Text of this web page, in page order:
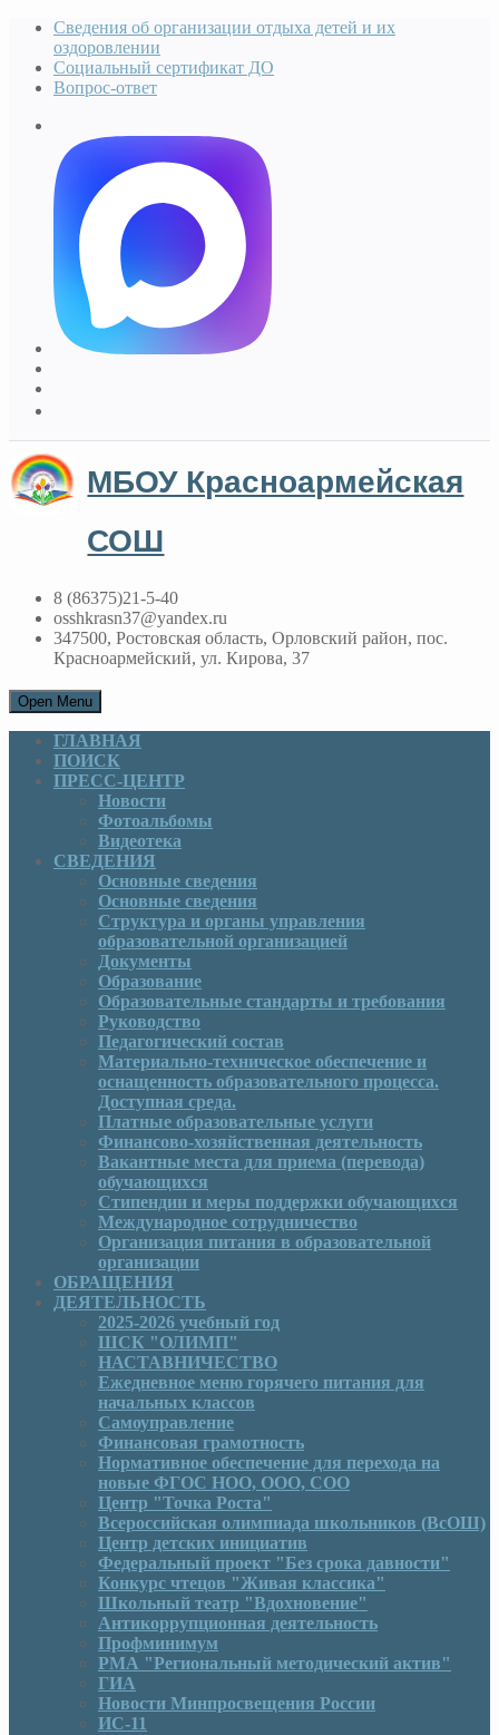
Сведения об организации отдыха детей и их
оздоровлении
Социальный сертификат ДО
Вопрос-ответ
МБОУ Красноармейская
СОШ
8 (86375)21-5-40
osshkrasn37@yandex.ru
347500, Ростовская область, Орловский район, пос.
Красноармейский, ул. Кирова, 37
Open Menu
ГЛАВНАЯ
ПОИСК
ПРЕСС-ЦЕНТР
Новости
Фотоальбомы
Видеотека
СВЕДЕНИЯ
Основные сведения
Основные сведения
Структура и органы управления
образовательной организацией
Документы
Образование
Образовательные стандарты и требования
Руководcтво
Педагогический состав
Материально-техническое обеспечение и
оснащенность образовательного процесса.
Доступная среда.
Платные образовательные услуги
Финансово-хозяйственная деятельность
Вакантные места для приема (перевода)
обучающихся
Стипендии и меры поддержки обучающихся
Международное сотрудничество
Организация питания в образовательной
организации
ОБРАЩЕНИЯ
ДЕЯТЕЛЬНОСТЬ
2025-2026 учебный год
ШСК "ОЛИМП"
НАСТАВНИЧЕСТВО
Ежедневное меню горячего питания для
начальных классов
Самоуправление
Финансовая грамотность
Нормативное обеспечение для перехода на
новые ФГОС НОО, ООО, СОО
Центр "Точка Роста"
Всероссийская олимпиада школьников (ВсОШ)
Центр детских инициатив
Федеральный проект "Без срока давности"
Конкурс чтецов "Живая классика"
Школьный театр "Вдохновение"
Антикоррупционная деятельность
Профминимум
РМА "Региональный методический актив"
ГИА
Новости Минпросвещения России
ИС-11